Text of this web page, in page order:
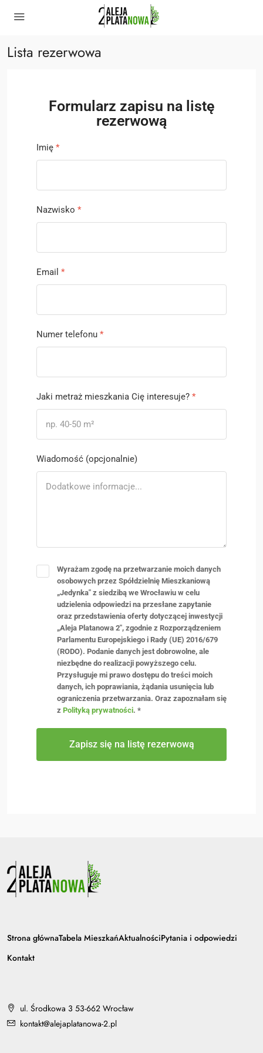
Lista rezerwowa
Formularz zapisu na listę
rezerwową
Imię *
Nazwisko *
Email *
Numer telefonu *
Jaki metraż mieszkania Cię interesuje? *
Wiadomość (opcjonalnie)
Wyrażam zgodę na przetwarzanie moich danych
osobowych przez Spółdzielnię Mieszkaniową
„Jedynka" z siedzibą we Wrocławiu w celu
udzielenia odpowiedzi na przesłane zapytanie
oraz przedstawienia oferty dotyczącej inwestycji
„Aleja Platanowa 2", zgodnie z Rozporządzeniem
Parlamentu Europejskiego i Rady (UE) 2016/679
(RODO). Podanie danych jest dobrowolne, ale
niezbędne do realizacji powyższego celu.
Przysługuje mi prawo dostępu do treści moich
danych, ich poprawiania, żądania usunięcia lub
ograniczenia przetwarzania. Oraz zapoznałam się
z Polityką prywatności. *
Zapisz się na listę rezerwową
Strona głównaTabela MieszkańAktualnościPytania i odpowiedzi
Kontakt
ul. Środkowa 3 53-662 Wrocław
kontakt@alejaplatanowa-2.pl